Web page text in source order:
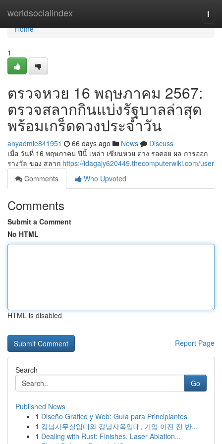
worldsocialindex
Home
Home
1
ตรวจหวย 16 พฤษภาคม 2567:
ตรวจสลากกินแบ่งรัฐบาลล่าสุด
พร้อมเกร็ดดวงประจำวัน
anyadmie841951 66 days ago News
Discuss
เมื่อ วันที่ 16 พฤษภาคม ปีนี้ เหล่า เซียนหวย ต่าง รอคอย ผล การออก
รางวัล ของ สลาก https://idagajy620449.thecomputerwiki.com/user
Comments
Who Upvoted
Comments
Submit a Comment
No HTML
HTML is disabled
Report Page
Search
Go
Published News
1 Diseño Gráfico y Web: Guía para Principiantes
1 강남사무실임대와 강남사옥임대, 기업 이전 전 반...
1 Dealing with Rust: Finishes, Laser Ablation...